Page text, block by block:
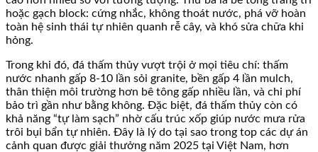
hoặc gạch block: cứng nhắc, không thoát nước, phá vỡ hoàn
toàn hệ sinh thái tự nhiên quanh rễ cây, và khó sửa chữa khi
hỏng.
Trong khi đó, đá thấm thủy vượt trội ở mọi tiêu chí: thấm
nước nhanh gấp 8-10 lần sỏi granite, bền gấp 4 lần mulch,
thân thiện môi trường hơn bê tông gấp nhiều lần, và chi phí
bảo trì gần như bằng không. Đặc biệt, đá thấm thủy còn có
khả năng “tự làm sạch” nhờ cấu trúc xốp giúp nước mưa rửa
trôi bụi bẩn tự nhiên. Đây là lý do tại sao trong top các dự án
cảnh quan được giải thưởng năm 2025 tại Việt Nam, hơn